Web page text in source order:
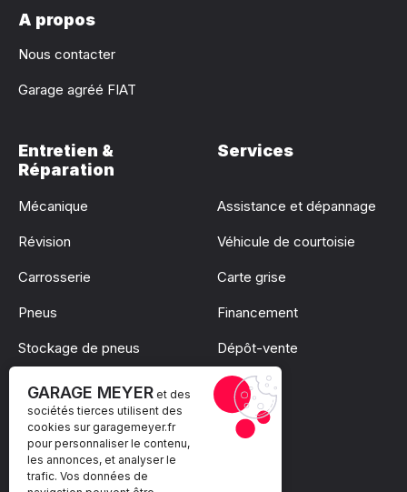
A propos
Nous contacter
Garage agréé FIAT
Entretien &
Réparation
Mécanique
Révision
Carrosserie
Pneus
Stockage de pneus
Pare-brise
Services
Assistance et dépannage
Véhicule de courtoisie
Carte grise
Financement
Dépôt-vente
GARAGE MEYER et des
sociétés tierces utilisent des
cookies sur garagemeyer.fr
pour personnaliser le contenu,
les annonces, et analyser le
trafic. Vos données de